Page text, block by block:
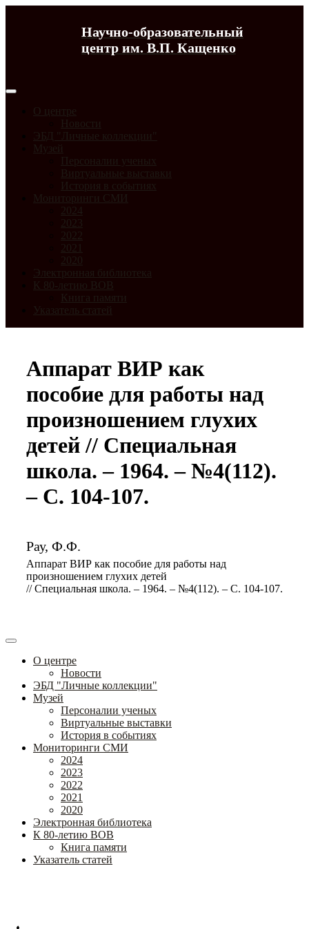
Научно-образовательный
центр им. В.П. Кащенко
О центре
Новости
ЭБД "Личные коллекции"
Музей
Персоналии ученых
Виртуальные выставки
История в событиях
Мониторинги СМИ
2024
2023
2022
2021
2020
Электронная библиотека
К 80-летию ВОВ
Книга памяти
Указатель статей
Аппарат ВИР как
пособие для работы над
произношением глухих
детей // Специальная
школа. – 1964. – №4(112).
– С. 104-107.
Рау, Ф.Ф.
Аппарат ВИР как пособие для работы над
произношением глухих детей
// Специальная школа. – 1964. – №4(112). – С. 104-107.
О центре
Новости
ЭБД "Личные коллекции"
Музей
Персоналии ученых
Виртуальные выставки
История в событиях
Мониторинги СМИ
2024
2023
2022
2021
2020
Электронная библиотека
К 80-летию ВОВ
Книга памяти
Указатель статей